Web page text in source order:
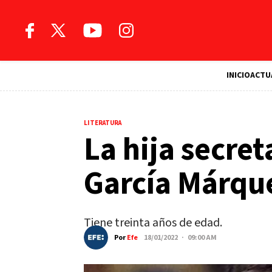
INICIO
LITERATURA
La hija
García
Tiene treinta años de edad.
PorEfe 18/01/2022 · 09:00 AM